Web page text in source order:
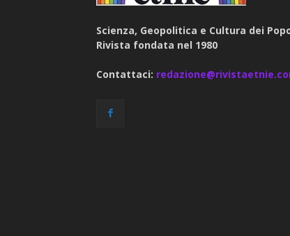
Scienza, Geopolitica e Cultura dei
Rivista fondata nel 1980
Contattaci: